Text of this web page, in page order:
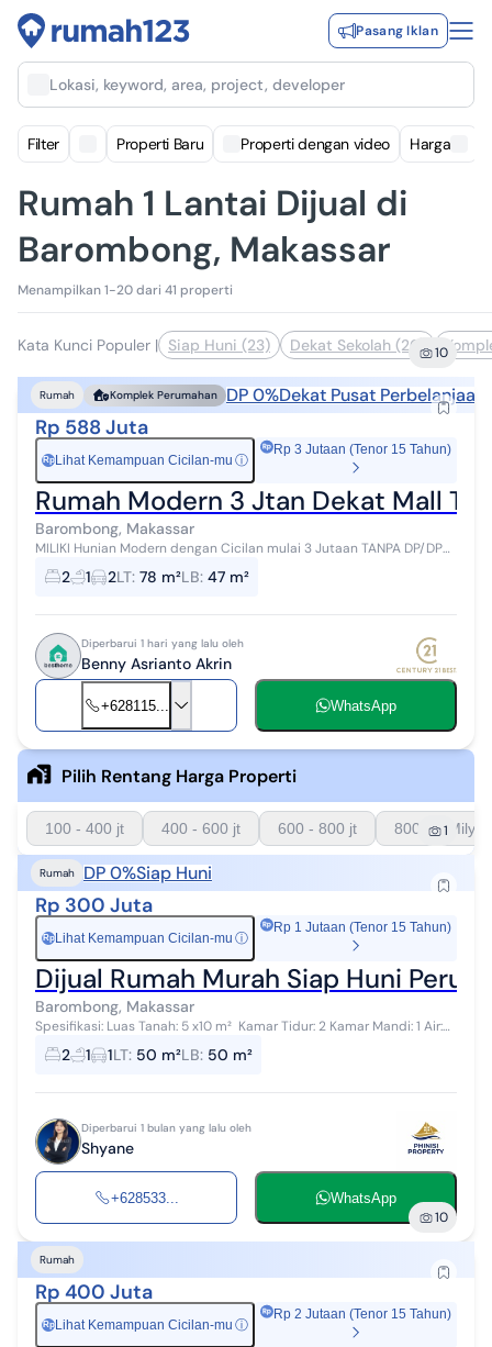
Pasang Iklan
Lokasi, keyword, area, project, developer
Filter Properti Baru Properti dengan video Harga
Rumah 1 Lantai Dijual di
Barombong, Makassar
Menampilkan 1-20 dari 41 properti
Kata Kunci Populer | Siap Huni (23) Dekat Sekolah (20) 10
Rumah Komplek Perumahan DP 0%Dekat Pusat Perbelanjaan
Rp 588 Juta
Rp Lihat Kemampuan Cicilan-mu ⓘ
Rp 3 Jutaan (Tenor 15 Tahun)
Rumah Modern 3 Jtan Dekat Mall
Barombong, Makassar
MILIKI Hunian Modern dengan Cicilan mulai 3 Jutaan TANPA DP/DP
0% Cukup Bayar 2,5 Juta Bisa langsung Akad FREE Biaya KPR* FREE
Biaya Surat-surat F...
2 1 2LT: 78 m²LB: 47 m²
Diperbarui 1 hari yang lalu oleh
Benny Asrianto Akrin
+628115... WhatsApp
Pilih Rentang Harga Properti
100 - 400 jt 400 - 600 jt 600 - 800 jt 800 - 1 Milyar
1
Rumah DP 0%Siap Huni
Rp 300 Juta
Rp Lihat Kemampuan Cicilan-mu ⓘ
Rp 1 Jutaan (Tenor 15 Tahun)
Dijual Rumah Murah Siap Huni
Barombong, Makassar
Spesifikasi: Luas Tanah: 5 x10 m² ️ Kamar Tidur: 2 Kamar Mandi: 1 Air:
2 1 1LT: 50 m²LB: 50 m²
Diperbarui 1 bulan yang lalu oleh
Shyane
+628533... WhatsApp
10
Rumah
Rp 400 Juta
Rp Lihat Kemampuan Cicilan-mu ⓘ
Rp 2 Jutaan (Tenor 15 Tahun)